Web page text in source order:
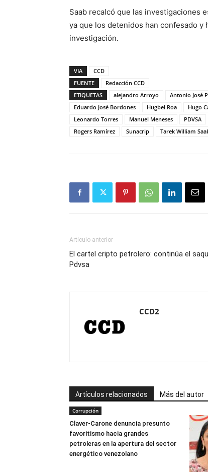
Saab recalcó que las investigaciones
ya que los detenidos han confesado
investigación.
VIA
CCD
FUENTE
Redacción CCD
ETIQUETAS
alejandro Arroyo Antonio José
Eduardo José Bordones
Hugbel Roa Hugo
Leonardo Torres
Manuel Meneses PDVSA
Rogers Ramírez
Sunacrip Tarek William
Artículo anterior
El cartel cripto petrolero: continúa el
Pdvsa
CCD2
Artículos relacionados Más del autor
Corrupción
Claver-Carone denuncia presunto
favoritismo hacia grandes
petroleras en la apertura del sector
energético venezolano